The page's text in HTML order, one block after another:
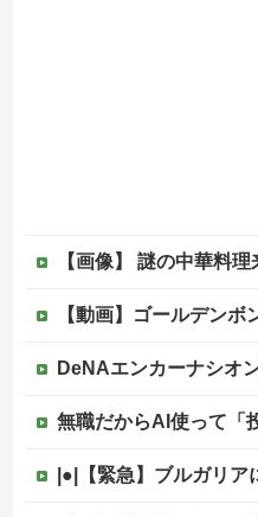
【画像】 謎の中華料理来たったｗｗｗ
【動画】ゴールデンボンバーのライブ
DeNAエンカーナシオン選手、守備について「いくら得点しても、エラーを重
無職だからAI使って「投資
|●|【緊急】ブルガリアに相当な量の爆発物搭載したドローンが侵